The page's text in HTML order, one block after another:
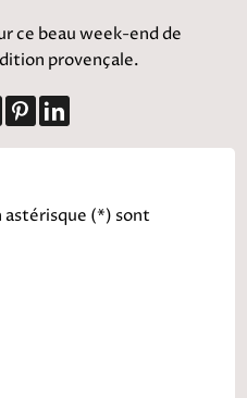
ce beau week-end de
provençale.
astérisque (*) sont